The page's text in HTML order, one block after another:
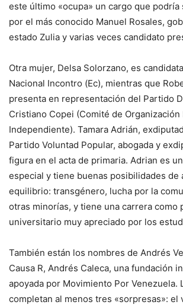
este último «ocupa» un cargo que podría
por el más conocido Manuel Rosales,
estado Zulia y varias veces candidato
Otra mujer, Delsa Solorzano, es
Nacional Incontro (Ec), mientras que
presenta en representación del Partido
Cristiano Copei (Comité de
Independiente). Tamara Adrián,
Partido Voluntad Popular, abogada y
figura en el acta de primaria. Adrian es
especial y tiene buenas posibilidades de
equilibrio: transgénero, lucha por la
otras minorías, y tiene una carrera como
universitario muy apreciado por los
También están los nombres de Andrés
Causa R, Andrés Caleca, una fundación
apoyada por Movimiento Por Venezuela.
completan al menos tres «sorpresas»: el